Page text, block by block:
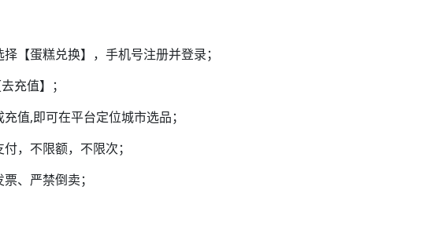
【蛋糕兑换】，手机号注册并登录；
充值】；
值,即可在平台定位城市选品；
，不限额，不限次；
、严禁倒卖；